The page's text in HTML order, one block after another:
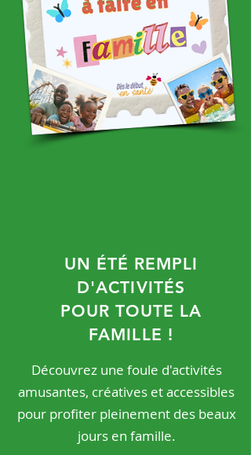
UN ÉTÉ REMPLI
D'ACTIVITÉS
POUR TOUTE LA
FAMILLE !
Découvrez une foule d'activités
amusantes, créatives et accessibles
pour profiter pleinement des beaux
jours en famille.​